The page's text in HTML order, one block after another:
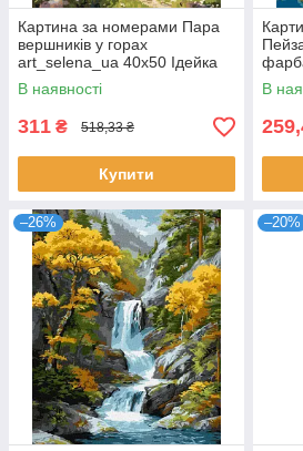
Картина за номерами Пара
вершників у горах
art_selena_ua 40х50 Ідейка
(KHO8710)
В наявності
311 ₴ 518,33 ₴
Купити
В
–26% –20%